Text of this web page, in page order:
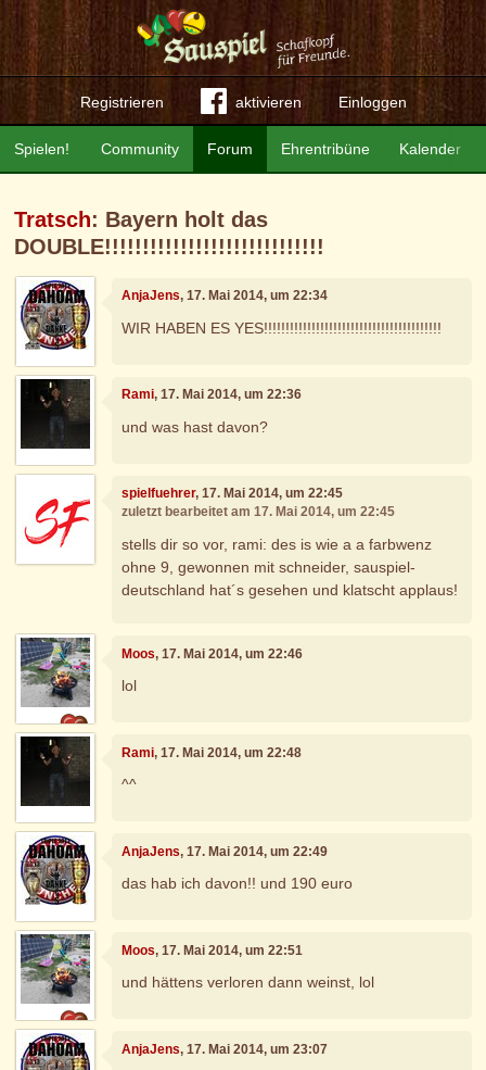
Registrieren aktivieren Einloggen
Community Forum Ehrentribüne Kalender
Spielen!
Tratsch: Bayern holt das
DOUBLE!!!!!!!!!!!!!!!!!!!!!!!!!!!!!
AnjaJens, 17. Mai 2014, um 22:34
WIR HABEN ES YES!!!!!!!!!!!!!!!!!!!!!!!!!!!!!!!!!!!!!!!!!
Rami, 17. Mai 2014, um 22:36
und was hast davon?
spielfuehrer, 17. Mai 2014, um 22:45
zuletzt bearbeitet am 17. Mai 2014, um 22:45
stells dir so vor, rami: des is wie a a farbwenz
ohne 9, gewonnen mit schneider, sauspiel-
deutschland hat´s gesehen und klatscht applaus!
Moos, 17. Mai 2014, um 22:46
lol
Rami, 17. Mai 2014, um 22:48
^^
AnjaJens, 17. Mai 2014, um 22:49
das hab ich davon!! und 190 euro
Moos, 17. Mai 2014, um 22:51
und hättens verloren dann weinst, lol
AnjaJens, 17. Mai 2014, um 23:07